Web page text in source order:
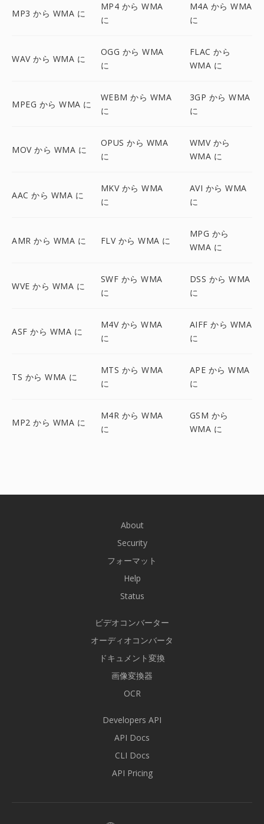
MP3 から WMA に
MP4 から WMA
に
M4A から WMA
に
WAV から WMA に
OGG から WMA
に
FLAC から
WMA に
MPEG から WMA に
WEBM から WMA
に
3GP から WMA
に
MOV から WMA に
OPUS から WMA
に
WMV から
WMA に
AAC から WMA に
MKV から WMA
に
AVI から WMA
に
AMR から WMA に FLV から WMA に
MPG から
WMA に
WVE から WMA に
SWF から WMA
に
DSS から WMA
に
ASF から WMA に
M4V から WMA
に
AIFF から WMA
に
TS から WMA に
MTS から WMA
に
APE から WMA
に
MP2 から WMA に
M4R から WMA
に
GSM から
WMA に
About
Security
フォーマット
Help
Status
ビデオコンバーター
オーディオコンバータ
ドキュメント変換
画像変換器
OCR
Developers API
API Docs
CLI Docs
API Pricing